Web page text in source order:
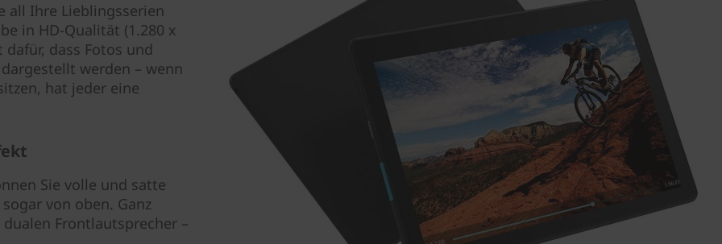
all Ihre Lieblingsserien
in HD-Qualität (1.280 x
dafür, dass Fotos und
werden – wenn
hat jeder eine
Sie volle und satte
von oben. Ganz
Frontlautsprecher –